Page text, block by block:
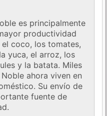
es principalmente
productividad
coco, los tomates,
yuca, el arroz, los
y la batata. Miles
ahora viven en
Su envío de
fuente de